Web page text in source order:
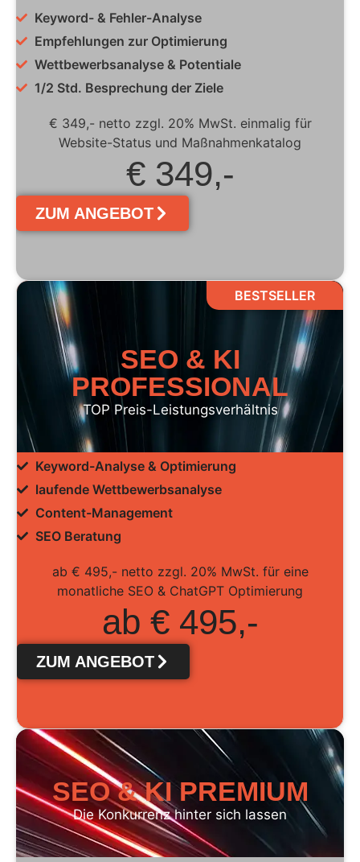
Keyword- & Fehler-Analyse
Empfehlungen zur Optimierung
Wettbewerbsanalyse & Potentiale
1/2 Std. Besprechung der Ziele
€ 349,- netto zzgl. 20% MwSt. einmalig für
Website-Status und Maßnahmenkatalog
€ 349,-
ZUM ANGEBOT
BESTSELLER
SEO & KI
PROFESSIONAL
TOP Preis-Leistungsverhältnis
Keyword-Analyse & Optimierung
laufende Wettbewerbsanalyse
Content-Management
SEO Beratung
ab € 495,- netto zzgl. 20% MwSt. für eine
monatliche SEO & ChatGPT Optimierung
ab € 495,-
ZUM ANGEBOT
SEO & KI PREMIUM
Die Konkurrenz hinter sich lassen